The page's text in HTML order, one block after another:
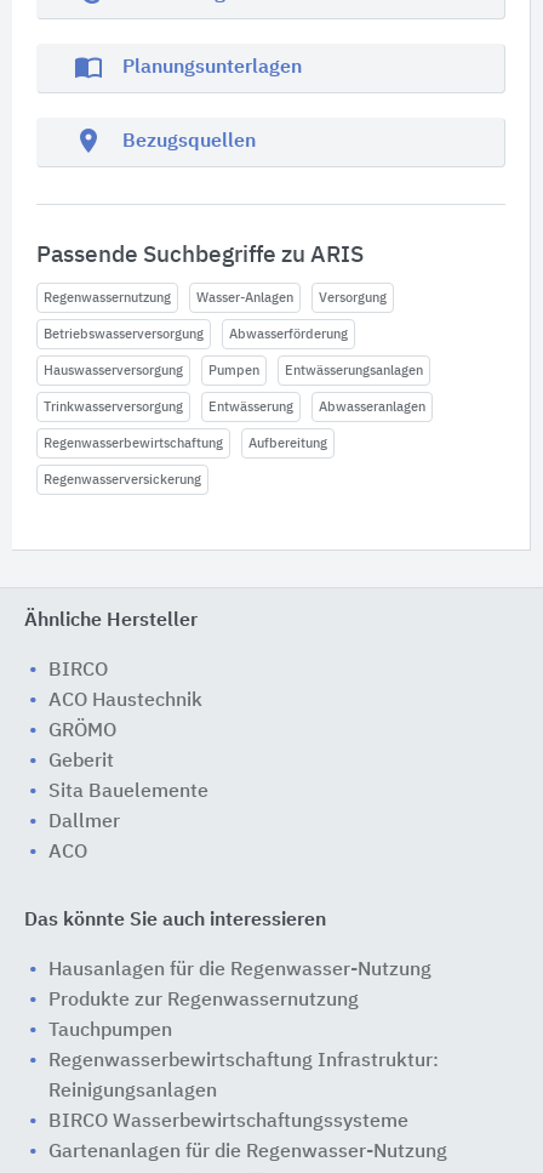
import_contacts Planungsunterlagen
location_on Bezugsquellen
Passende Suchbegriffe zu ARIS
Regenwassernutzung Wasser-Anlagen Versorgung
Betriebswasserversorgung Abwasserförderung
Hauswasserversorgung Pumpen Entwässerungsanlagen
Trinkwasserversorgung Entwässerung Abwasseranlagen
Regenwasserbewirtschaftung Aufbereitung
Regenwasserversickerung
Ähnliche Hersteller
BIRCO
ACO Haustechnik
GRÖMO
Geberit
Sita Bauelemente
Dallmer
ACO
Das könnte Sie auch interessieren
Hausanlagen für die Regenwasser-Nutzung
Produkte zur Regenwassernutzung
Tauchpumpen
Regenwasserbewirtschaftung Infrastruktur:
Reinigungsanlagen
BIRCO Wasserbewirtschaftungssysteme
Gartenanlagen für die Regenwasser-Nutzung